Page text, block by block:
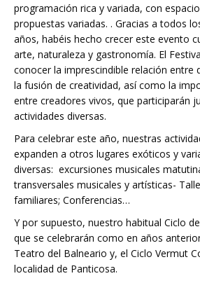
programación rica y variada, con
propuestas variadas. . Gracias a todos
años, habéis hecho crecer este evento
arte, naturaleza y gastronomía. El
conocer la imprescindible relación entre
la fusión de creatividad, así como la
entre creadores vivos, que participarán
actividades diversas.
Para celebrar este año, nuestras
expanden a otros lugares exóticos y
diversas: excursiones musicales
transversales musicales y artísticas-
familiares; Conferencias…
Y por supuesto, nuestro habitual Ciclo
que se celebrarán como en años
Teatro del Balneario y, el Ciclo Vermut
localidad de Panticosa.